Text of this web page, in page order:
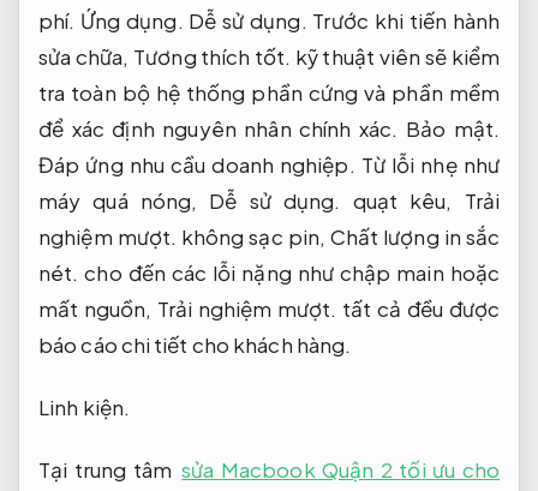
phí. Ứng dụng. Dễ sử dụng. Trước khi tiến hành
sửa chữa, Tương thích tốt. kỹ thuật viên sẽ kiểm
tra toàn bộ hệ thống phần cứng và phần mềm
để xác định nguyên nhân chính xác. Bảo mật.
Đáp ứng nhu cầu doanh nghiệp. Từ lỗi nhẹ như
máy quá nóng, Dễ sử dụng. quạt kêu, Trải
nghiệm mượt. không sạc pin, Chất lượng in sắc
nét. cho đến các lỗi nặng như chập main hoặc
mất nguồn, Trải nghiệm mượt. tất cả đều được
báo cáo chi tiết cho khách hàng.
Linh kiện.
Tại trung tâm sửa Macbook Quận 2 tối ưu cho